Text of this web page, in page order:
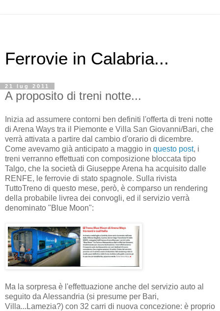
Ferrovie in Calabria...
21 lug 2011
A proposito di treni notte...
Inizia ad assumere contorni ben definiti l'offerta di treni notte
di Arena Ways tra il Piemonte e Villa San Giovanni/Bari, che
verrà attivata a partire dal cambio d'orario di dicembre.
Come avevamo già anticipato a maggio in questo post, i
treni verranno effettuati con composizione bloccata tipo
Talgo, che la società di Giuseppe Arena ha acquisito dalle
RENFE, le ferrovie di stato spagnole. Sulla rivista
TuttoTreno di questo mese, però, è comparso un rendering
della probabile livrea dei convogli, ed il servizio verrà
denominato "Blue Moon":
Ma la sorpresa è l'effettuazione anche del servizio auto al
seguito da Alessandria (si presume per Bari,
Villa...Lamezia?) con 32 carri di nuova concezione: è proprio